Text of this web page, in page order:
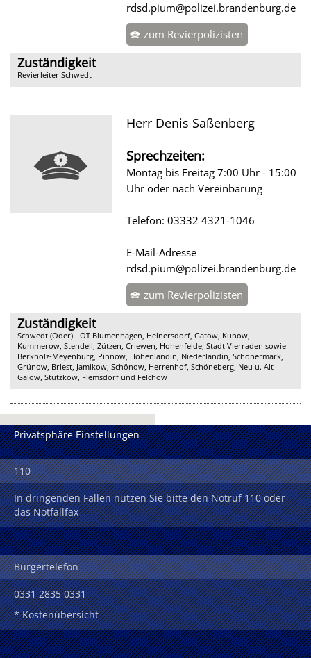
rdsd.pium@polizei.brandenburg.de
zum Revierpolizisten
Zuständigkeit
Revierleiter Schwedt
Herr Denis Saßenberg
Sprechzeiten:
Montag bis Freitag 7:00 Uhr - 15:00
Uhr oder nach Vereinbarung
Telefon: 03332 4321-1046
E-Mail-Adresse
rdsd.pium@polizei.brandenburg.de
zum Revierpolizisten
Zuständigkeit
Schwedt (Oder) - OT Blumenhagen, Heinersdorf, Gatow, Kunow,
Kummerow, Stendell, Zützen, Criewen, Hohenfelde, Stadt Vierraden sowie
Berkholz-Meyenburg, Pinnow, Hohenlandin, Niederlandin, Schönermark,
Grünow, Briest, Jamikow, Schönow, Herrenhof, Schöneberg, Neu u. Alt
Galow, Stützkow, Flemsdorf und Felchow
Privatsphäre Einstellungen
110
In dringenden Fällen nutzen Sie bitte den Notruf 110 oder
das Notfallfax
Bürgertelefon
0331 2835 0331
* Kostenübersicht